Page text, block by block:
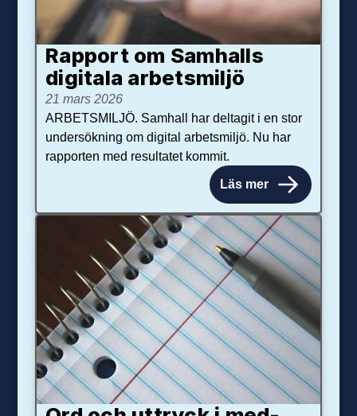
Rapport om Samhalls
digitala arbetsmiljö
21 mars 2026
ARBETSMILJÖ. Samhall har deltagit i en stor
undersökning om digital arbetsmiljö. Nu har
rapporten med resultatet kommit.
Läs mer